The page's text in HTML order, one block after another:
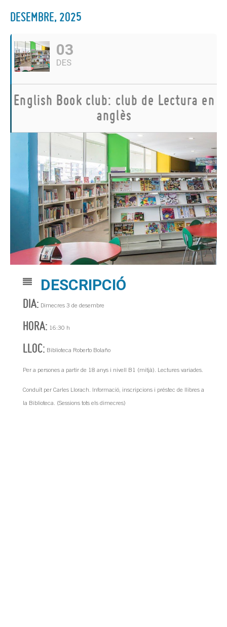
DESEMBRE, 2025
03
DES
English Book club: club de Lectura en
anglès
DESCRIPCIÓ
DIA: Dimecres 3 de desembre
HORA: 16:30 h
LLOC: Biblioteca Roberto Bolaño
Per a persones a partir de 18 anys i nivell B1 (mitjà). Lectures variades.
Conduït per Carles Llorach. Informació, inscripcions i préstec de llibres a
la Biblioteca. (Sessions tots els dimecres)